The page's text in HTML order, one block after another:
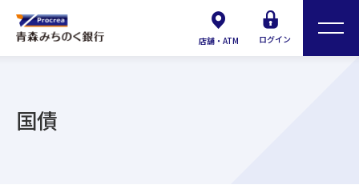
店舗・ATM ログイン
国債